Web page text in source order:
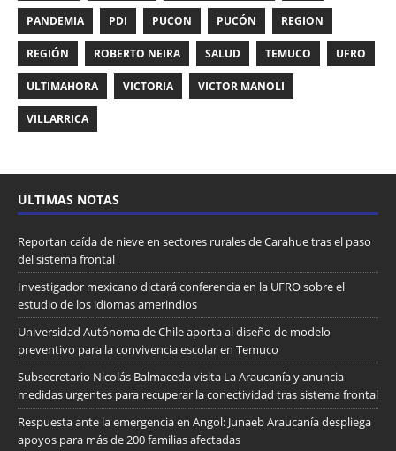
PANDEMIA PDI PUCON PUCÓN REGION
REGIÓN ROBERTO NEIRA SALUD TEMUCO UFRO
ULTIMAHORA VICTORIA VICTOR MANOLI
VILLARRICA
ULTIMAS NOTAS
Reportan caída de nieve en sectores rurales de Carahue tras el paso
del sistema frontal
Investigador mexicano dictará conferencia en la UFRO sobre el
estudio de los idiomas amerindios
Universidad Autónoma de Chile aporta al diseño de modelo
preventivo para la convivencia escolar en Temuco
Subsecretario Nicolás Balmaceda visita La Araucanía y anuncia
medidas urgentes para recuperar la conectividad tras sistema frontal
Respuesta ante la emergencia en Angol: Junaeb Araucanía despliega
apoyos para más de 200 familias afectadas